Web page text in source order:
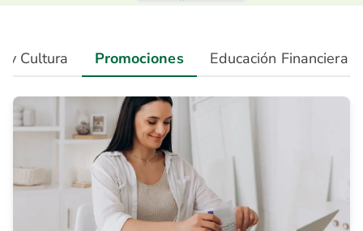
y Cultura Promociones Educación Financiera